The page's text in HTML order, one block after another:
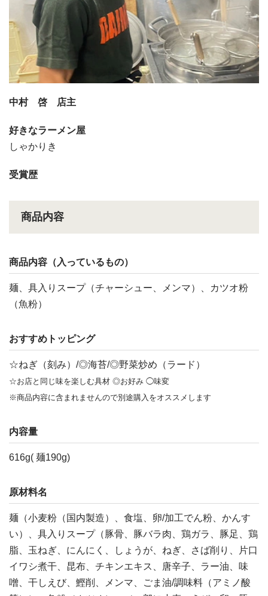
中村 啓 店主
好きなラーメン屋
しゃかりき
受賞歴
商品内容
商品内容（入っているもの）
麺、具入りスープ（チャーシュー、メンマ）、カツオ粉
（魚粉）
おすすめトッピング
☆ねぎ（刻み）/◎海苔/◎野菜炒め（ラード）
☆お店と同じ味を楽しむ具材 ◎お好み ◯味変
※商品内容に含まれませんので別途購入をオススメします
内容量
616g( 麺190g)
原材料名
麺（小麦粉（国内製造）、食塩、卵/加工でん粉、かんす
い）、具入りスープ（豚骨、豚バラ肉、鶏ガラ、豚足、鶏
脂、玉ねぎ、にんにく、しょうが、ねぎ、さば削り、片口
イワシ煮干、昆布、チキンエキス、唐辛子、ラー油、味
噌、干しえび、鰹削、メンマ、ごま油/調味料（アミノ酸